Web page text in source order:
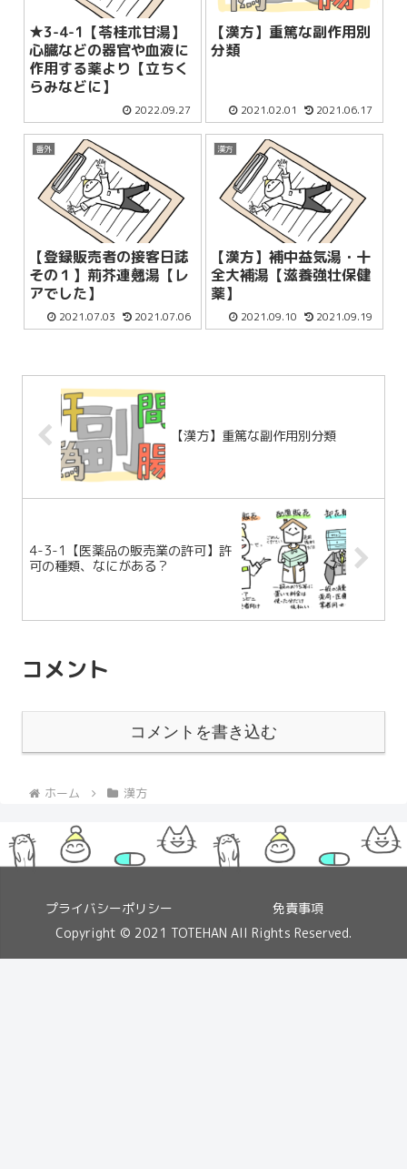
★3-4-1【苓桂朮甘湯】
心臓などの器官や血液に
作用する薬より【立ちく
らみなどに】
2022.09.27
【漢方】重篤な副作用別
分類
2021.02.01 2021.06.17
番外
【登録販売者の接客日誌
その１】荊芥連翹湯【レ
アでした】
2021.07.03 2021.07.06
漢方
【漢方】補中益気湯・十
全大補湯【滋養強壮保健
薬】
2021.09.10 2021.09.19
【漢方】重篤な副作用別分類
4-3-1【医薬品の販売業の許可】許
可の種類、なにがある？
コメント
コメントを書き込む
ホーム 漢方
プライバシーポリシー
免責事項
Copyright © 2021 TOTEHAN All Rights Reserved.